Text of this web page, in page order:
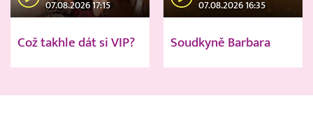
07.08.2026 17:15
Což takhle dát si VIP?
07.08.2026 16:35
Soudkyně Barbara